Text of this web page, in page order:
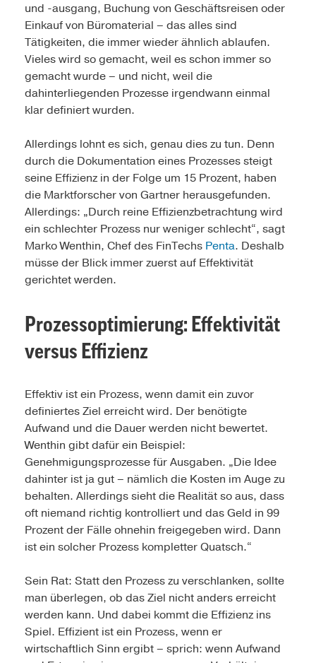
und -ausgang, Buchung von Geschäftsreisen oder
Einkauf von Büromaterial – das alles sind
Tätigkeiten, die immer wieder ähnlich ablaufen.
Vieles wird so gemacht, weil es schon immer so
gemacht wurde – und nicht, weil die
dahinterliegenden Prozesse irgendwann einmal
klar definiert wurden.
Allerdings lohnt es sich, genau dies zu tun. Denn
durch die Dokumentation eines Prozesses steigt
seine Effizienz in der Folge um 15 Prozent, haben
die Marktforscher von Gartner herausgefunden.
Allerdings: „Durch reine Effizienzbetrachtung wird
ein schlechter Prozess nur weniger schlecht“, sagt
Marko Wenthin, Chef des ­Fin­Techs Penta. Deshalb
müsse der Blick immer zuerst auf Effektivität
gerichtet werden.
Prozessoptimierung: Effektivität
versus Effizienz
Effektiv ist ein Prozess, wenn damit ein zuvor
definiertes Ziel erreicht wird. Der benötigte
Aufwand und die Dauer werden nicht bewertet.
Wenthin gibt dafür ein Beispiel:
Genehmigungsprozesse für Ausgaben. „Die Idee
dahinter ist ja gut – nämlich die Kosten im Auge zu
behalten. Allerdings sieht die Realität so aus, dass
oft niemand richtig kontrolliert und das Geld in 99
Prozent der Fälle ohnehin freigegeben wird. Dann
ist ein solcher Prozess kompletter Quatsch.“
Sein Rat: Statt den Prozess zu verschlanken, sollte
man überlegen, ob das Ziel nicht anders erreicht
werden kann. Und dabei kommt die Effizienz ins
Spiel. Effizient ist ein Prozess, wenn er
wirtschaftlich Sinn ergibt – sprich: wenn Aufwand